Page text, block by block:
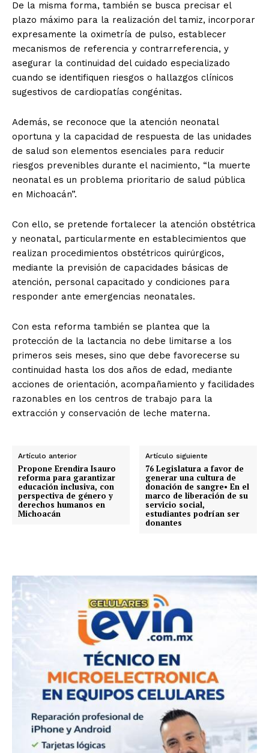
De la misma forma, también se busca precisar el
plazo máximo para la realización del tamiz, incorporar
expresamente la oximetría de pulso, establecer
mecanismos de referencia y contrarreferencia, y
asegurar la continuidad del cuidado especializado
cuando se identifiquen riesgos o hallazgos clínicos
sugestivos de cardiopatías congénitas.
Además, se reconoce que la atención neonatal
oportuna y la capacidad de respuesta de las unidades
de salud son elementos esenciales para reducir
riesgos prevenibles durante el nacimiento, “la muerte
neonatal es un problema prioritario de salud pública
en Michoacán”.
Con ello, se pretende fortalecer la atención obstétrica
y neonatal, particularmente en establecimientos que
realizan procedimientos obstétricos quirúrgicos,
mediante la previsión de capacidades básicas de
atención, personal capacitado y condiciones para
responder ante emergencias neonatales.
Con esta reforma también se plantea que la
protección de la lactancia no debe limitarse a los
primeros seis meses, sino que debe favorecerse su
continuidad hasta los dos años de edad, mediante
acciones de orientación, acompañamiento y facilidades
razonables en los centros de trabajo para la
extracción y conservación de leche materna.
Artículo anterior
Propone Erendira Isauro
reforma para garantizar
educación inclusiva, con
perspectiva de género y
derechos humanos en
Michoacán
Artículo siguiente
76 Legislatura a favor de
generar una cultura de
donación de sangre•⁠ ⁠En el
marco de liberación de su
servicio social,
estudiantes podrían ser
donantes